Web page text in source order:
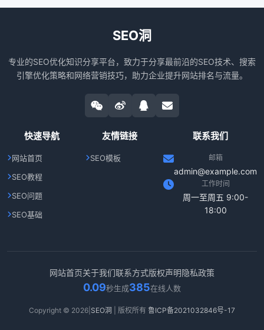
SEO洞
专业的SEO优化知识分享平台，致力于分享最前沿的SEO技术、搜索
引擎优化策略和网络营销技巧，助力企业提升网站排名与流量。
快速导航
网站首页
SEO教程
SEO问题
SEO基础
友情链接
SEO模板
联系我们
邮箱
admin@example.com
工作时间
周一至周五 9:00-
18:00
网站首页关于我们联系方式版权声明隐私政策
0.09秒生成385在线人数
Copyright © 2026| SEO洞 | 版权所有 鲁ICP备2021032846号-17